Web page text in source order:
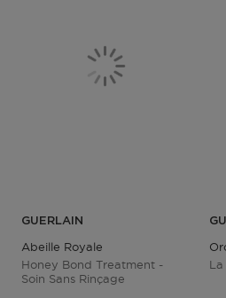
GUERLAIN
Abeille Royale
Honey Bond Treatment -
Soin Sans Rinçage
La